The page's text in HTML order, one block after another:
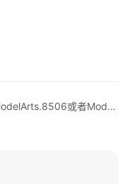
上一篇：Pod模型配置加载失败报错：ModelArts.8506或者ModelArts.8507